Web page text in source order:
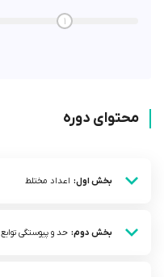
1
محتوای دوره
بخش اول: اعداد مختلط
بخش دوم: حد و پیوستگی توابع